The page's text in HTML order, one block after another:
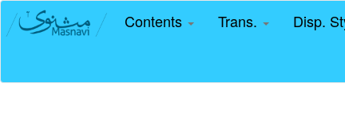
Contents Trans. Disp.